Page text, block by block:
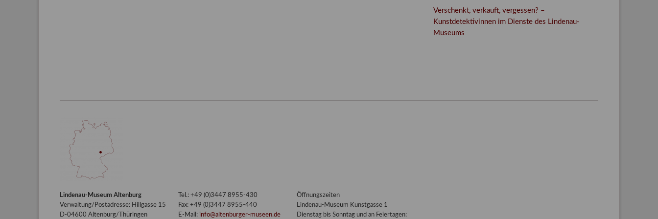
Verschenkt, verkauft, vergessen? –
Kunstdetektivinnen im Dienste des Lindenau-
Museums
Lindenau-Museum Altenburg
Verwaltung/Postadresse: Hillgasse 15
D-04600 Altenburg/Thüringen
Tel.: +49 (0)3447 8955-430
Fax: +49 (0)3447 8955-440
E-Mail: info@altenburger-museen.de
Öffnungszeiten
Lindenau-Museum Kunstgasse 1
Dienstag bis Sonntag und an Feiertagen: